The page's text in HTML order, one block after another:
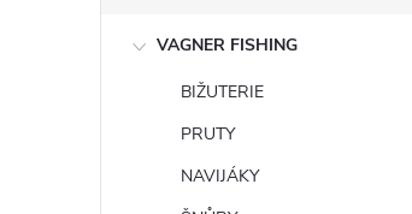
VAGNER FISHING
BIŽUTERIE
PRUTY
NAVIJÁKY